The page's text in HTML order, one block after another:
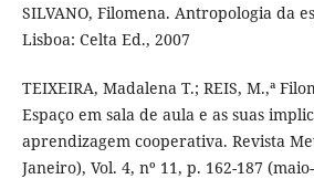
SILVANO, Filomena. Antropologia da
Lisboa: Celta Ed., 2007
TEIXEIRA, Madalena T.; REIS, M.,ª
Espaço em sala de aula e as suas
aprendizagem cooperativa. Revista
Janeiro), Vol. 4, nº 11, p. 162-187